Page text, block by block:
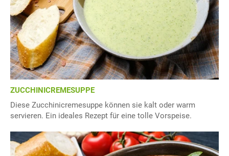
ZUCCHINICREMESUPPE
Diese Zucchinicremesuppe können sie kalt oder warm
servieren. Ein ideales Rezept für eine tolle Vorspeise.